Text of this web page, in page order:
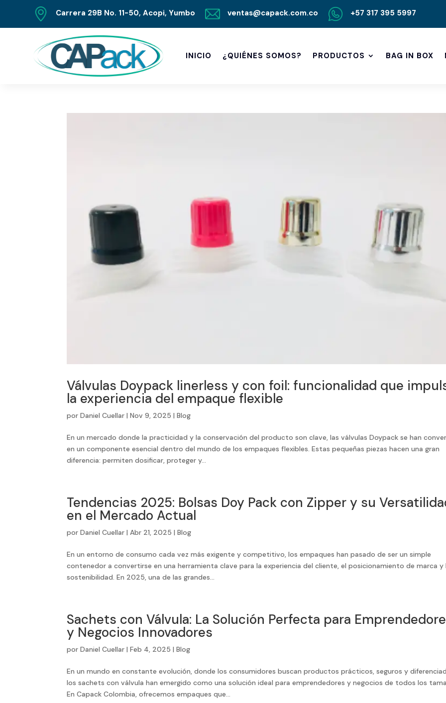
Carrera 29B No. 11-50, Acopi, Yumbo ventas@capack.com.co +57 317 395 5997
INICIO ¿QUIÉNES SOMOS? PRODUCTOS BAG IN BOX
Válvulas Doypack linerless y con foil: funcionalidad que
la experiencia del empaque flexible
porDaniel Cuellar |Nov 9, 2025 |Blog
En un mercado donde la practicidad y la conservación del producto son clave, las válvulas Doypack se han
en un componente esencial dentro del mundo de los empaques flexibles. Estas pequeñas piezas hacen una gran
diferencia: permiten dosificar, proteger y...
Tendencias 2025: Bolsas Doy Pack con Zipper y su
en el Mercado Actual
porDaniel Cuellar |Abr 21, 2025 |Blog
En un entorno de consumo cada vez más exigente y competitivo, los empaques han pasado de ser un simple
contenedor a convertirse en una herramienta clave para la experiencia del cliente, el posicionamiento de marca y
sostenibilidad. En 2025, una de las grandes...
Sachets con Válvula: La Solución Perfecta para
y Negocios Innovadores
porDaniel Cuellar |Feb 4, 2025 |Blog
En un mundo en constante evolución, donde los consumidores buscan productos prácticos, seguros y
los sachets con válvula han emergido como una solución ideal para emprendedores y negocios de todos los
En Capack Colombia, ofrecemos empaques que...